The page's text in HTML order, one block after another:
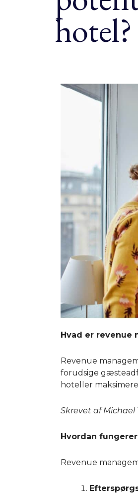
hotel?
Hvad er revenue
Revenue
forudsige
hoteller
Skrevet af Michael
Hvordan
Revenue